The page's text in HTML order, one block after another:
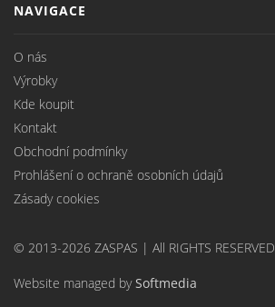
NAVIGACE
O nás
Výrobky
Kde koupit
Kontakt
Obchodní podmínky
Prohlášení o ochraně osobních údajů
Zásady cookies
© 2013-2026 ZASPAS | All RIGHTS RESERVED
Website managed bySoftmedia